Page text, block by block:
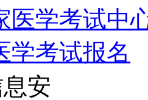
医学考试中
学考试报名
安